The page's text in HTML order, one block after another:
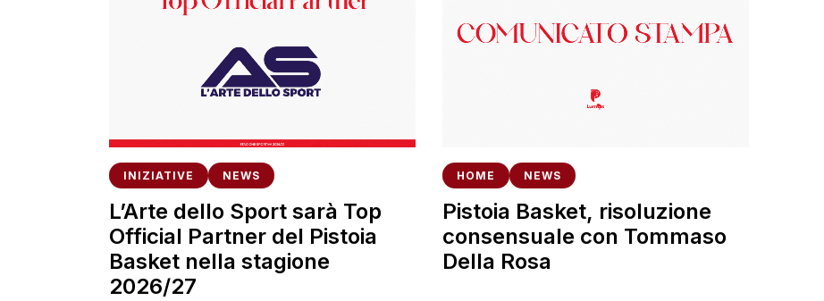
INIZIATIVE NEWS
L’Arte dello Sport sarà Top
Official Partner del Pistoia
Basket nella stagione
2026/27
HOME NEWS
Pistoia Basket, risoluzione
consensuale con Tommaso
Della Rosa